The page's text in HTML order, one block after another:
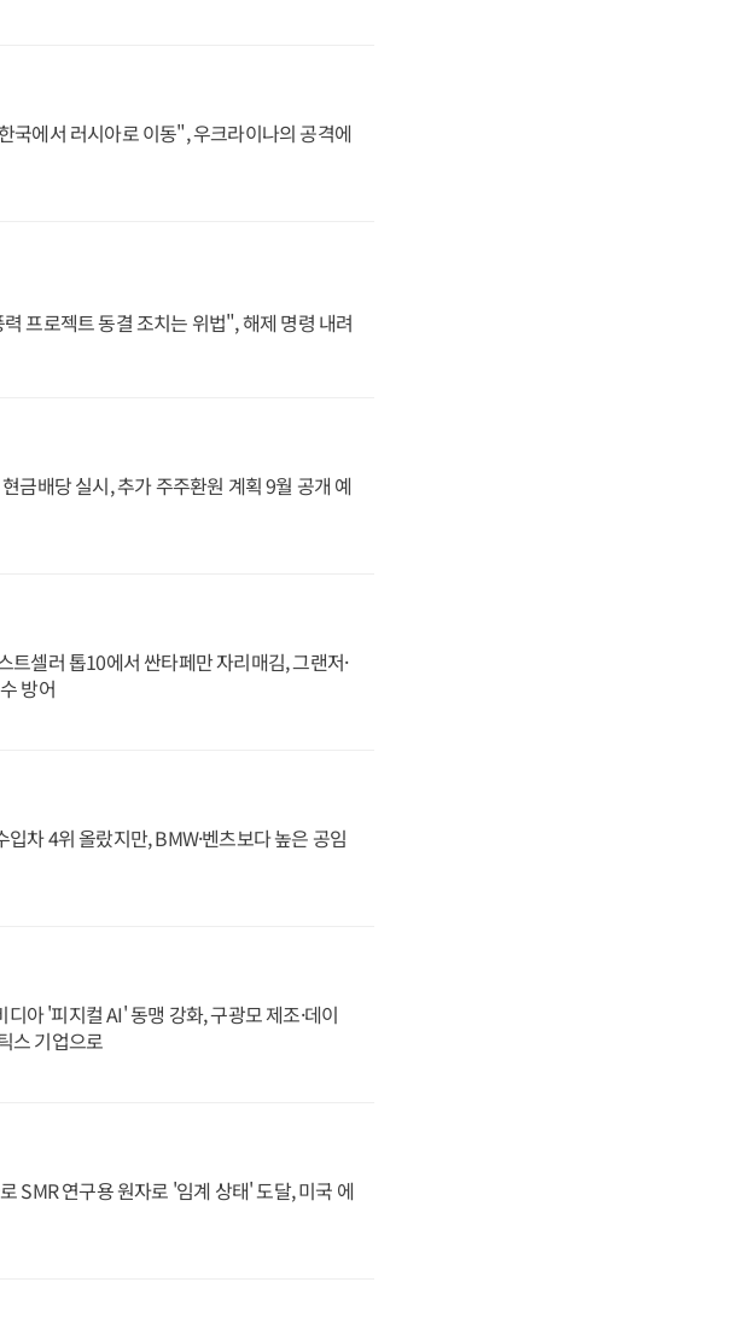
국에서 러시아로 이동", 우크라이나의 공격에
프로젝트 동결 조치는 위법", 해제 명령 내려
금배당 실시, 추가 주주환원 계획 9월 공개 예
트셀러 톱10에서 싼타페만 자리매김, 그랜저·
방어
차 4위 올랐지만, BMW·벤츠보다 높은 공임
아 '피지컬 AI' 동맹 강화, 구광모 제조·데이
스 기업으로
SMR 연구용 원자로 '임계 상태' 도달, 미국 에